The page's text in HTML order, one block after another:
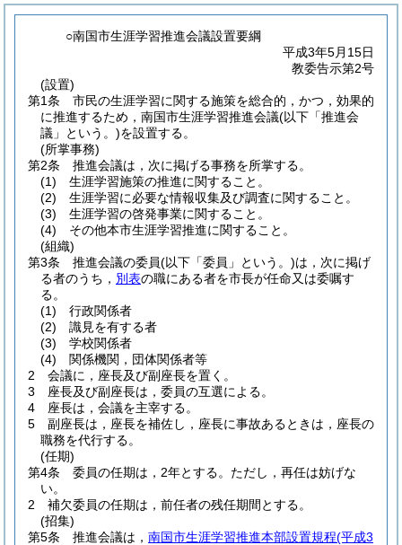
○南国市生涯学習推進会議設置要綱
平成3年5月15日
教委告示第2号
(設置)
第1条
市民の生涯学習に関する施策を総合的，かつ，効果的
に推進するため，南国市生涯学習推進会議(以下「推進会
議」という。)を設置する。
(所掌事務)
第2条
推進会議は，次に掲げる事務を所掌する。
(1)
生涯学習施策の推進に関すること。
(2)
生涯学習に必要な情報収集及び調査に関すること。
(3)
生涯学習の啓発事業に関すること。
(4)
その他本市生涯学習推進に関すること。
(組織)
第3条
推進会議の委員(以下「委員」という。)は，次に掲げ
る者のうち， 別表の職にある者を市長が任命又は委嘱す
る。
(1)
行政関係者
(2)
識見を有する者
(3)
学校関係者
(4)
関係機関，団体関係者等
2
会議に，座長及び副座長を置く。
3
座長及び副座長は，委員の互選による。
4
座長は，会議を主宰する。
5
副座長は，座長を補佐し，座長に事故あるときは，座長の
職務を代行する。
(任期)
第4条
委員の任期は，2年とする。 ただし，再任は妨げな
い。
2
補欠委員の任期は，前任者の残任期間とする。
(招集)
第5条
推進会議は， 南国市生涯学習推進本部設置規程(平成3